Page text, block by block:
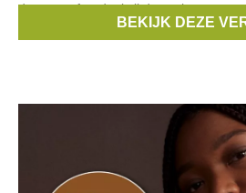
draagcomfort dankzij de zachte textuur
SUPRGOODS
BEKIJK DEZE